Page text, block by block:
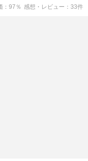
97 ％ 感想・レビュー 33件